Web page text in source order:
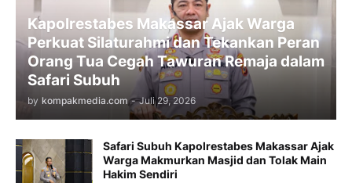
Kapolrestabes Makassar Ajak Warga
Perkuat Silaturahmi dan Tekankan Peran
Orang Tua Cegah Tawuran Remaja dalam
Safari Subuh
by kompakmedia.com - Juli 29, 2026
Safari Subuh Kapolrestabes Makassar Ajak
Warga Makmurkan Masjid dan Tolak Main
Hakim Sendiri